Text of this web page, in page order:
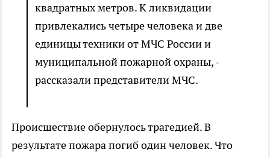
квадратных метров. К ликвидации
привлекались четыре человека и две
единицы техники от МЧС России и
муниципальной пожарной охраны, -
рассказали представители МЧС.
Происшествие обернулось трагедией. В
результате пожара погиб один человек. Что